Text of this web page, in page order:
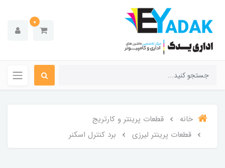
0
خانه
قطعات پرینتر و کارتریج
قطعات پرینتر لیرزی
برد کنترل اسکنر